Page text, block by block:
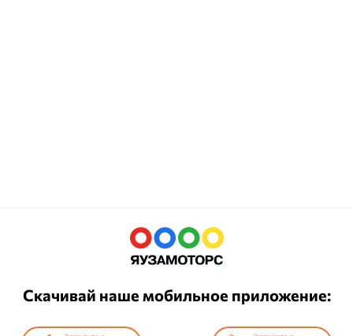
Скачивай наше мобильное приложение: